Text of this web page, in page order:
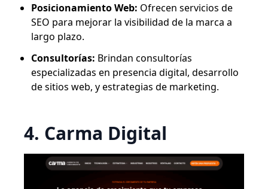
Posicionamiento Web: Ofrecen servicios de
SEO para mejorar la visibilidad de la marca a
largo plazo.
Consultorías: Brindan consultorías
especializadas en presencia digital, desarrollo
de sitios web, y estrategias de marketing.
4. Carma Digital